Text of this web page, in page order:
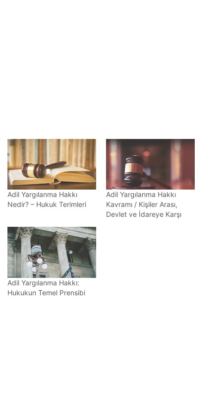
Adil Yargılanma Hakkı
Nedir? – Hukuk Terimleri
Adil Yargılanma Hakkı
Kavramı / Kişiler Arası,
Devlet ve İdareye Karşı
Adil Yargılanma Hakkı:
Hukukun Temel Prensibi